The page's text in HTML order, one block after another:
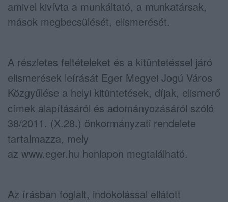
amivel kivívta a munkáltató, a munkatársak,
mások megbecsülését, elismerését.
A részletes feltételeket és a kitüntetéssel járó
elismerések leírását Eger Megyei Jogú Város
Közgyűlése a helyi kitüntetések, díjak, elismerő
címek alapításáról és adományozásáról szóló
38/2011. (X.28.) önkormányzati rendelete
tartalmazza, mely
az www.eger.hu honlapon megtalálható.
Az írásban foglalt, indokolással ellátott